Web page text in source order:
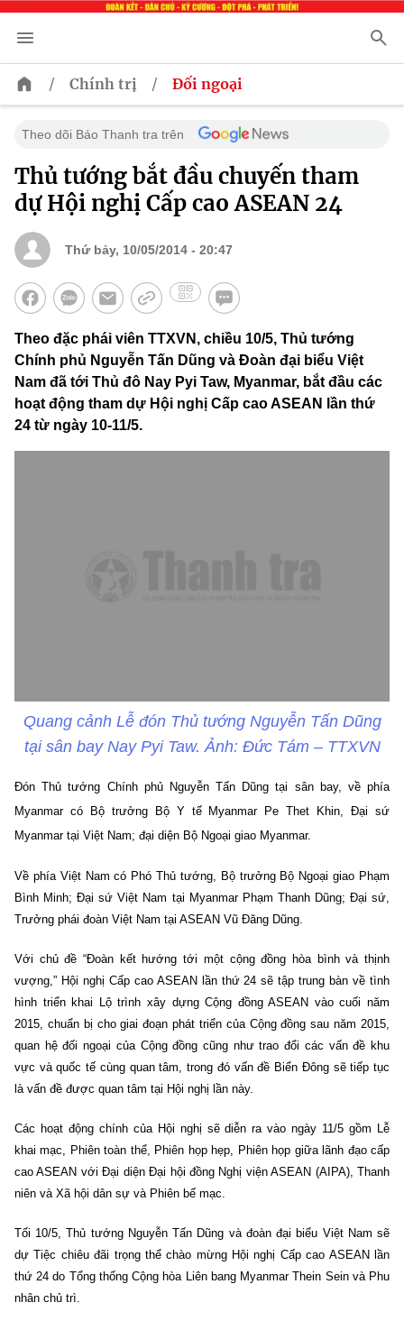
/ Chính trị / Đối ngoại
Theo dõi Báo Thanh tra trên
Thủ tướng bắt đầu chuyến tham
dự Hội nghị Cấp cao ASEAN 24
Thứ bảy, 10/05/2014 - 20:47
Theo đặc phái viên TTXVN, chiều 10/5, Thủ tướng
Chính phủ Nguyễn Tấn Dũng và Đoàn đại biểu Việt
Nam đã tới Thủ đô Nay Pyi Taw, Myanmar, bắt đầu các
hoạt động tham dự Hội nghị Cấp cao ASEAN lần thứ
24 từ ngày 10-11/5.
Quang cảnh Lễ đón Thủ tướng Nguyễn Tấn Dũng
tại sân bay Nay Pyi Taw. Ảnh: Đức Tám – TTXVN
Đón Thủ tướng Chính phủ Nguyễn Tấn Dũng tại sân bay, về phía
Myanmar có Bộ trưởng Bộ Y tế Myanmar Pe Thet Khin, Đại sứ
Myanmar tại Việt Nam; đại diện Bộ Ngoại giao Myanmar.
Về phía Việt Nam có Phó Thủ tướng, Bộ trưởng Bộ Ngoại giao Phạm
Bình Minh; Đại sứ Việt Nam tại Myanmar Phạm Thanh Dũng; Đại sứ,
Trưởng phái đoàn Việt Nam tại ASEAN Vũ Đăng Dũng.
Với chủ đề “Đoàn kết hướng tới một cộng đồng hòa bình và thịnh
vượng,” Hội nghị Cấp cao ASEAN lần thứ 24 sẽ tập trung bàn về tình
hình triển khai Lộ trình xây dựng Cộng đồng ASEAN vào cuối năm
2015, chuẩn bị cho giai đoạn phát triển của Cộng đồng sau năm 2015,
quan hệ đối ngoại của Cộng đồng cũng như trao đổi các vấn đề khu
vực và quốc tế cùng quan tâm, trong đó vấn đề Biển Đông sẽ tiếp tục
là vấn đề được quan tâm tại Hội nghị lần này.
Các hoạt động chính của Hội nghị sẽ diễn ra vào ngày 11/5 gồm Lễ
khai mạc, Phiên toàn thể, Phiên họp hẹp, Phiên họp giữa lãnh đạo cấp
cao ASEAN với Đại diện Đại hội đồng Nghị viện ASEAN (AIPA), Thanh
niên và Xã hội dân sự và Phiên bế mạc.
Tối 10/5, Thủ tướng Nguyễn Tấn Dũng và đoàn đại biểu Việt Nam sẽ
dự Tiệc chiêu đãi trọng thể chào mừng Hội nghị Cấp cao ASEAN lần
thứ 24 do Tổng thống Cộng hòa Liên bang Myanmar Thein Sein và Phu
nhân chủ trì.